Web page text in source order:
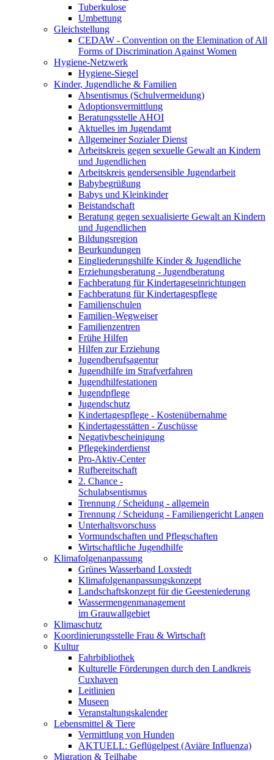
Tuberkulose
Umbettung
Gleichstellung
CEDAW - Convention on the Elemination of All
Forms of Discrimination Against Women
Hygiene-Netzwerk
Hygiene-Siegel
Kinder, Jugendliche & Familien
Absentismus (Schulvermeidung)
Adoptionsvermittlung
Beratungsstelle AHOI
Aktuelles im Jugendamt
Allgemeiner Sozialer Dienst
Arbeitskreis gegen sexuelle Gewalt an Kindern
und Jugendlichen
Arbeitskreis gendersensible Jugendarbeit
Babybegrüßung
Babys und Kleinkinder
Beistandschaft
Beratung gegen sexualisierte Gewalt an Kindern
und Jugendlichen
Bildungsregion
Beurkundungen
Eingliederungshilfe Kinder & Jugendliche
Erziehungsberatung - Jugendberatung
Fachberatung für Kindertageseinrichtungen
Fachberatung für Kindertagespflege
Familienschulen
Familien-Wegweiser
Familienzentren
Frühe Hilfen
Hilfen zur Erziehung
Jugendberufsagentur
Jugendhilfe im Strafverfahren
Jugendhilfestationen
Jugendpflege
Jugendschutz
Kindertagespflege - Kostenübernahme
Kindertagesstätten - Zuschüsse
Negativbescheinigung
Pflegekinderdienst
Pro-Aktiv-Center
Rufbereitschaft
2. Chance -
Schulabsentismus
Trennung / Scheidung - allgemein
Trennung / Scheidung - Familiengericht Langen
Unterhaltsvorschuss
Vormundschaften und Pflegschaften
Wirtschaftliche Jugendhilfe
Klimafolgenanpassung
Grünes Wasserband Loxstedt
Klimafolgenanpassungskonzept
Landschaftskonzept für die Geesteniederung
Wassermengenmanagement
im Grauwallgebiet
Klimaschutz
Koordinierungsstelle Frau & Wirtschaft
Kultur
Fahrbibliothek
Kulturelle Förderungen durch den Landkreis
Cuxhaven
Leitlinien
Museen
Veranstaltungskalender
Lebensmittel & Tiere
Vermittlung von Hunden
AKTUELL: Geflügelpest (Aviäre Influenza)
Migration & Teilhabe